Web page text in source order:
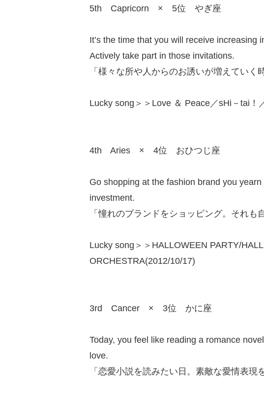
5th Capricorn × 5位 やぎ座
It’s the time that you will receive increasing
Actively take part in those invitations.
「様々な所や人からのお誘いが増えていく
Lucky song＞＞Love ＆ Peace／sHi－tai！
4th Aries × 4位 おひつじ座
Go shopping at the fashion brand you
investment.
「憧れのブランドをショッピング。それも
Lucky song＞＞HALLOWEEN PARTY/
ORCHESTRA(2012/10/17)
3rd Cancer × 3位 かに座
Today, you feel like reading a romance
love.
「恋愛小説を読みたい日。素敵な愛情表現